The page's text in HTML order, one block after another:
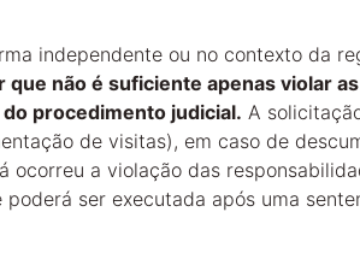
independente ou no contexto da
que não é suficiente apenas violar
procedimento judicial. A
de visitas), em caso de
ocorreu a violação das
ser executada após uma